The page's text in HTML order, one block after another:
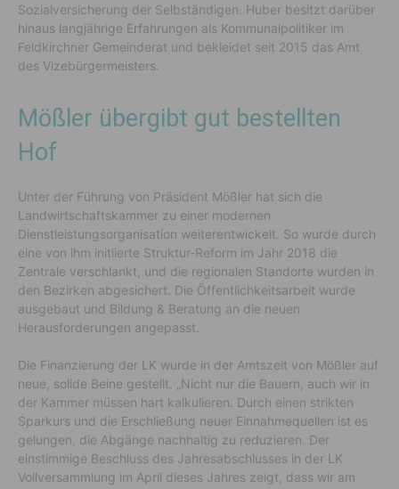
Sozialversicherung der Selbständigen. Huber besitzt darüber
hinaus langjährige Erfahrungen als Kommunalpolitiker im
Feldkirchner Gemeinderat und bekleidet seit 2015 das Amt
des Vizebürgermeisters.
Mößler übergibt gut bestellten
Hof
Unter der Führung von Präsident Mößler hat sich die
Landwirtschaftskammer zu einer modernen
Dienstleistungsorganisation weiterentwickelt. So wurde durch
eine von ihm initiierte Struktur-Reform im Jahr 2018 die
Zentrale verschlankt, und die regionalen Standorte wurden in
den Bezirken abgesichert. Die Öffentlichkeitsarbeit wurde
ausgebaut und Bildung & Beratung an die neuen
Herausforderungen angepasst.
Die Finanzierung der LK wurde in der Amtszeit von Mößler auf
neue, solide Beine gestellt. „Nicht nur die Bauern, auch wir in
der Kammer müssen hart kalkulieren. Durch einen strikten
Sparkurs und die Erschließung neuer Einnahmequellen ist es
gelungen, die Abgänge nachhaltig zu reduzieren. Der
einstimmige Beschluss des Jahresabschlusses in der LK
Vollversammlung im April dieses Jahres zeigt, dass wir am